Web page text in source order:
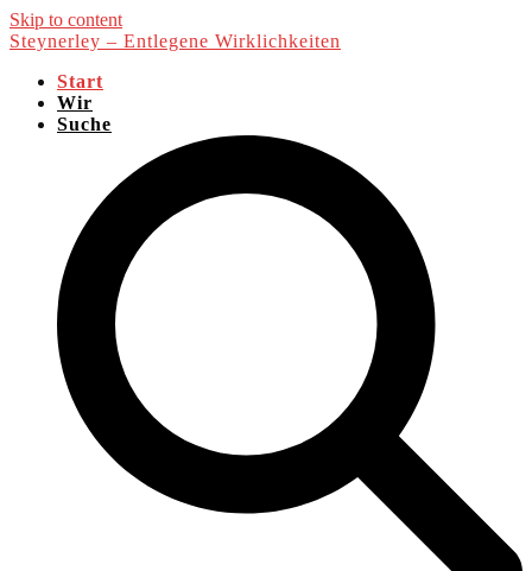
Skip to content
Steynerley – Entlegene Wirklichkeiten
Start
Wir
Suche